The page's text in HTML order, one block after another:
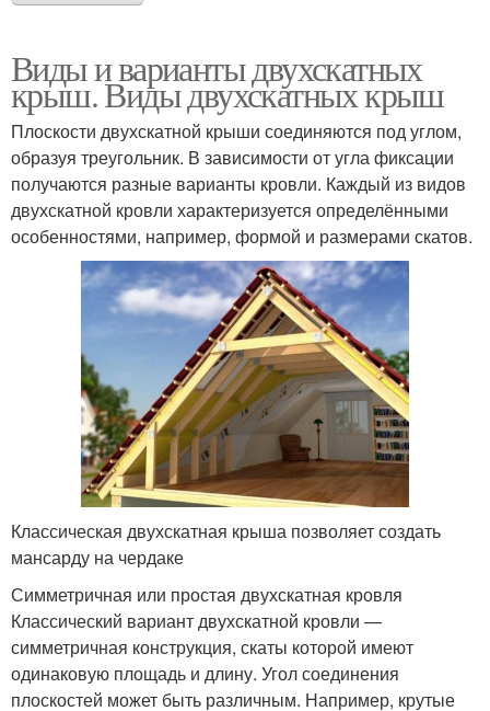
Виды и варианты двухскатных
крыш. Виды двухскатных крыш
Плоскости двухскатной крыши соединяются под углом,
образуя треугольник. В зависимости от угла фиксации
получаются разные варианты кровли. Каждый из видов
двухскатной кровли характеризуется определёнными
особенностями, например, формой и размерами скатов.
Классическая двухскатная крыша позволяет создать
мансарду на чердаке
Симметричная или простая двухскатная кровля
Классический вариант двухскатной кровли —
симметричная конструкция, скаты которой имеют
одинаковую площадь и длину. Угол соединения
плоскостей может быть различным. Например, крутые